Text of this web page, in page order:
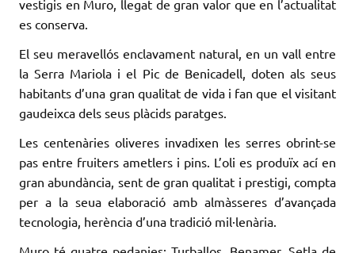
vestigis en Muro, llegat de gran valor que en l’actualitat
es conserva.
El seu meravellós enclavament natural, en un vall entre
la Serra Mariola i el Pic de Benicadell, doten als seus
habitants d’una gran qualitat de vida i fan que el visitant
gaudeixca dels seus plàcids paratges.
Les centenàries oliveres invadixen les serres obrint-se
pas entre fruiters ametlers i pins. L’oli es produïx ací en
gran abundància, sent de gran qualitat i prestigi, compta
per a la seua elaboració amb almàsseres d’avançada
tecnologia, herència d’una tradició mil·lenària.